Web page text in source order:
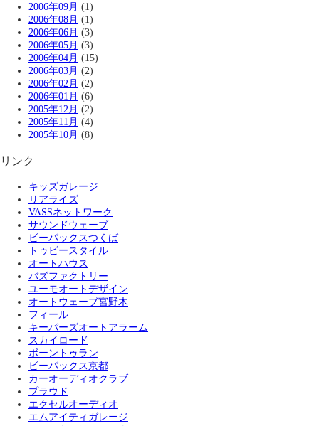
2006年09月 (1)
2006年08月 (1)
2006年06月 (3)
2006年05月 (3)
2006年04月 (15)
2006年03月 (2)
2006年02月 (2)
2006年01月 (6)
2005年12月 (2)
2005年11月 (4)
2005年10月 (8)
リンク
キッズガレージ
リアライズ
VASSネットワーク
サウンドウェーブ
ビーパックスつくば
トゥビースタイル
オートハウス
バズファクトリー
ユーモオートデザイン
オートウェーブ宮野木
フィール
キーパーズオートアラーム
スカイロード
ボーントゥラン
ビーパックス京都
カーオーディオクラブ
プラウド
エクセルオーディオ
エムアイティガレージ